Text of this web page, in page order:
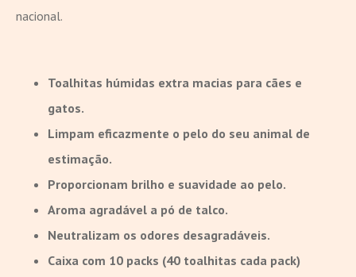
nacional.
Toalhitas húmidas extra macias para cães e
gatos.
Limpam eficazmente o pelo do seu animal de
estimação.
Proporcionam brilho e suavidade ao pelo.
Aroma agradável a pó de talco.
Neutralizam os odores desagradáveis.
Caixa com 10 packs (40 toalhitas cada pack)